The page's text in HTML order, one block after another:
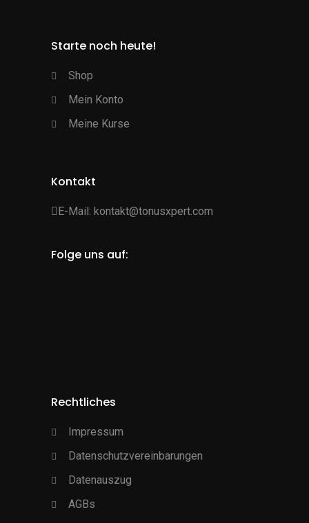
Starte noch heute!
Shop
Mein Konto
Meine Kurse
Kontakt
E-Mail: kontakt@tonusxpert.com
Folge uns auf:
Rechtliches
Impressum
Datenschutzvereinbarungen
Datenauszug
AGBs